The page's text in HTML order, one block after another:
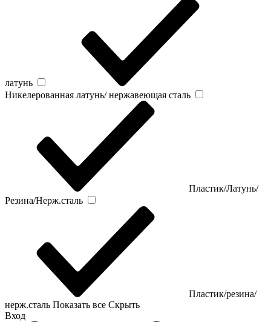
латунь
Никелерованная латунь/ нержавеющая сталь
Пластик/Латунь/
Резина/Нерж.сталь
Пластик/резина/
нерж.сталь Показать все Скрыть
Вход